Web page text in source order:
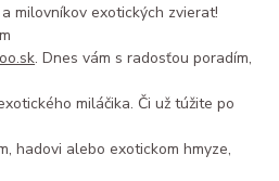
milovníkov exotických zvierat!
. Dnes vám s radosťou poradím,
miláčika. Či už túžite po
hadovi alebo exotickom hmyze,